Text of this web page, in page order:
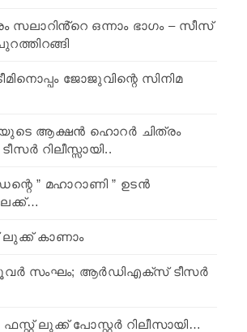
സലാറിൻ്റെ ഒന്നാം ഭാഗം – സീസ്
ജോജുവിന്റെ സിനിമ
ആക്ഷൻ ഹൊറർ ചിത്രം
റിലീസ്സായി..
” മഹാറാണി ” ഉടൻ
ലുക്ക് കാണാം
സംഘം; ആര്‍ഡിഎക്സ് ടീസര്‍
ഫസ്റ്റ് ലുക്ക് പോസ്റ്റർ റിലീസായി…